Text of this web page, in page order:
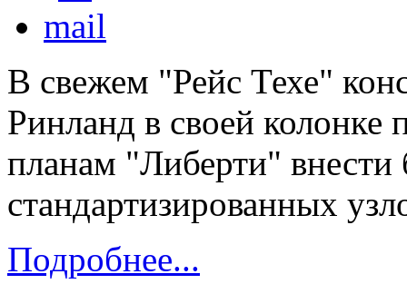
В свежем "Рейс Техе"
Ринланд в своей колонке
планам "Либерти" внести
стандартизированных
Подробнее...